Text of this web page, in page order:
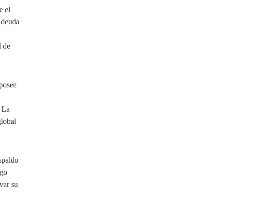
el
de
La
su